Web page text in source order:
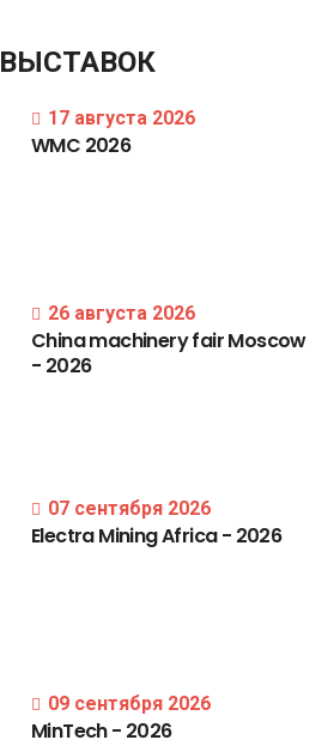
ВЫСТАВОК
17 августа 2026
WMC 2026
26 августа 2026
ChinamachineryfairMoscow
- 2026
07 сентября 2026
ElectraMiningAfrica- 2026
09 сентября 2026
MinTech- 2026